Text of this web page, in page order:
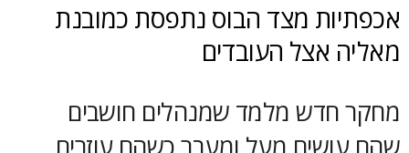
מצד הבוס נתפסת כמובנת
העובדים
מלמד שמנהלים חושבים
מעל ומעבר כשהם עוזרים